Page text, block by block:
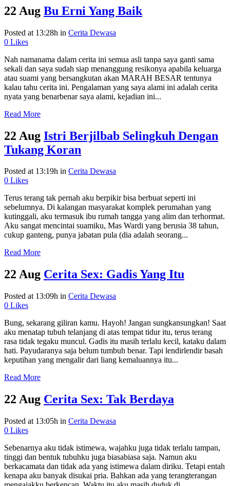
22 Aug Bu Erni Yang Baik
Posted at 13:28h in Cerita Dewasa
0 Likes
Nah namanama dalam cerita ini semua asli tanpa saya ganti sama
sekali dan saya sudah siap menanggung resikonya apabila keluarga
atau suami yang bersangkutan akan MARAH BESAR tentunya
kalau tahu cerita ini. Pengalaman yang saya alami ini adalah cerita
nyata yang benarbenar saya alami, kejadian ini...
Read More
22 Aug Istri Berjilbab Selingkuh Dengan
Tukang Koran
Posted at 13:19h in Cerita Dewasa
0 Likes
Terus terang tak pernah aku berpikir bisa berbuat seperti ini
sebelumnya. Di kalangan masyarakat komplek perumahan yang
kutinggali, aku termasuk ibu rumah tangga yang alim dan terhormat.
Aku sangat mencintai suamiku, Mas Wardi yang berusia 38 tahun,
cukup ganteng, punya jabatan pula (dia adalah seorang...
Read More
22 Aug Cerita Sex: Gadis Yang Itu
Posted at 13:09h in Cerita Dewasa
0 Likes
Bung, sekarang giliran kamu. Hayoh! Jangan sungkansungkan! Saat
aku menatap tubuh telanjang di atas tempat tidur itu, terus terang
rasa tidak tegaku muncul. Gadis itu masih terlalu kecil, kataku dalam
hati. Payudaranya saja belum tumbuh benar. Tapi lendirlendir basah
keputihan yang mengalir dari liang kemaluannya itu...
Read More
22 Aug Cerita Sex: Tak Berdaya
Posted at 13:05h in Cerita Dewasa
0 Likes
Sebenarnya aku tidak istimewa, wajahku juga tidak terlalu tampan,
tinggi dan bentuk tubuhku juga biasabiasa saja. Namun aku
berkacamata dan tidak ada yang istimewa dalam diriku. Tetapi entah
kenapa aku banyak disukai pria. Bahkan ada yang terangterangan